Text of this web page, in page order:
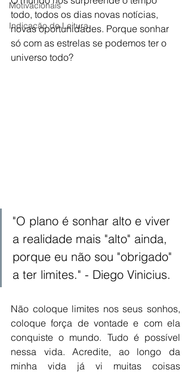
Motivacionais
Indicação de Leitura
todo, todos os dias novas notícias,
novas oportunidades. Porque sonhar
só com as estrelas se podemos ter o
universo todo?
"O plano é sonhar alto e viver
a realidade mais "alto" ainda,
porque eu não sou "obrigado"
a ter limites." - Diego Vinicius.
Não coloque limites nos seus sonhos,
coloque força de vontade e com ela
conquiste o mundo. Tudo é possível
nessa vida. Acredite, ao longo da
minha vida já vi muitas coisas